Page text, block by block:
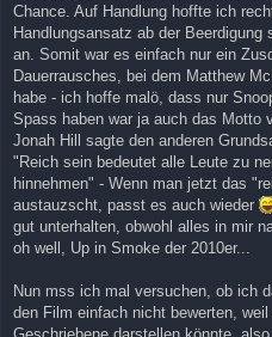
Chance. Auf Handlung hoffte ich
Handlungsansatz ab der
an. Somit war es einfach nur ein
Dauerrausches, bei dem Matthew
habe - ich hoffe malö, dass nur
Spass haben war ja auch das Motto
Jonah Hill sagte den anderen
"Reich sein bedeutet alle Leute zu
hinnehmen" - Wenn man jetzt das
austauzscht, passt es auch wieder
gut unterhalten, obwohl alles in mir
oh well, Up in Smoke der 2010er...
Nun mss ich mal versuchen, ob ich
den Film einfach nicht bewerten,